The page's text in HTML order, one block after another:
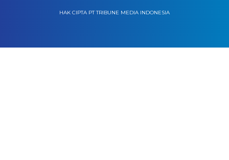
HAK CIPTA PT TRIBUNE MEDIA INDONESIA